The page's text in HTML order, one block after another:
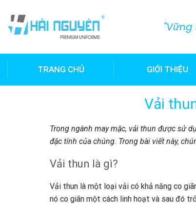
"Vững
TRANG CHỦ GIỚI THIỆU
Vải
Trong ngành may mặc, vải thun được sử
đặc tính của chúng. Trong bài viết này,
Vải thun là gì?
Vải thun là một loại vải có khả năng co
nó co giãn một cách linh hoạt và sau đó